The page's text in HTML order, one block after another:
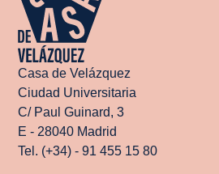
Casa de Velázquez
Ciudad Universitaria
C/ Paul Guinard, 3
E - 28040 Madrid
Tel. (+34) - 91 455 15 80